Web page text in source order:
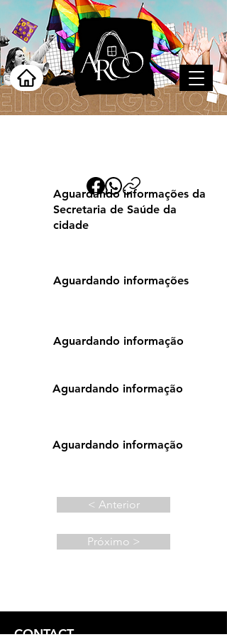
Aguardando informações da
Secretaria de Saúde da
cidade
Aguardando informações
Aguardando informação
Aguardando informação
Aguardando informação
< Anterior
Próximo >